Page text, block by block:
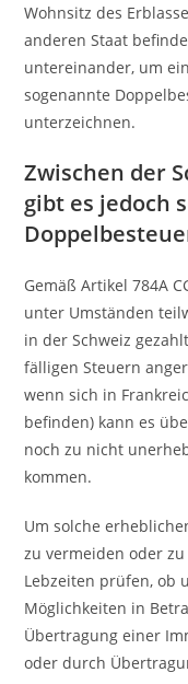
Wohnsitz des
anderen Staat
untereinander, um
sogenannte
unterzeichnen.
Zwischen der
gibt es jedoch
Gemäß Artikel 784A
unter Umständen
in der Schweiz
fälligen Steuern
wenn sich in
befinden) kann es
noch zu nicht
kommen.
Um solche
zu vermeiden oder
Lebzeiten prüfen, ob
Möglichkeiten in
Übertragung einer
oder durch